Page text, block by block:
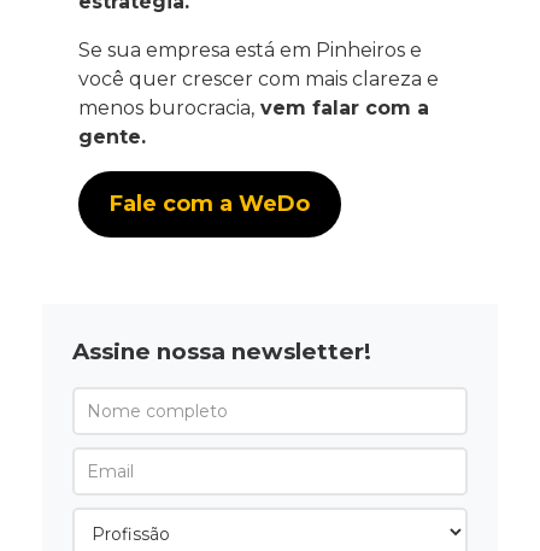
Se sua empresa está em Pinheiros e
você quer crescer com mais clareza e
menos burocracia, vem falar com a
gente.
Fale com a WeDo
Assine nossa newsletter!